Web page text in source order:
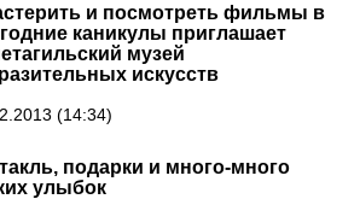
и посмотреть фильмы в
каникулы приглашает
музей
искусств
(14:34)
подарки и много-много
улыбок